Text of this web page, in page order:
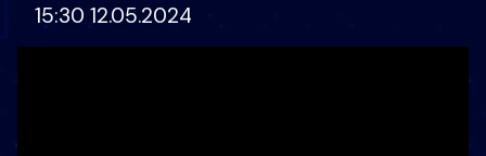
15:30 12.05.2024